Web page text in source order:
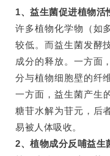
1、益生菌促进植物活
许多植物化学物（如
较低。而益生菌发酵
成分的释放。一方面
分与植物细胞壁的纤
一方面，益生菌产生
糖苷水解为苷元，后
易被人体吸收。
2、植物成分反哺益生